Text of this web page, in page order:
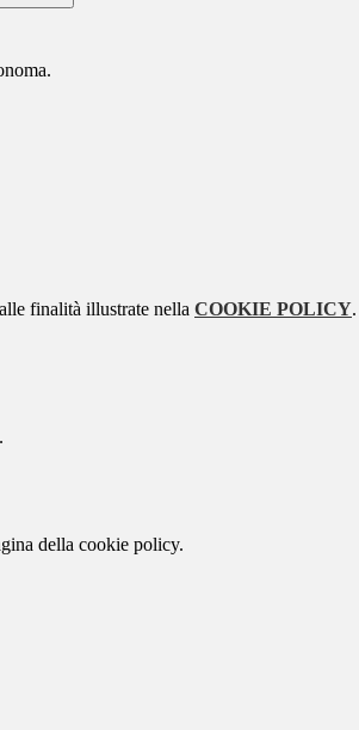
finalità illustrate nella COOKIE POLICY.
della cookie policy.